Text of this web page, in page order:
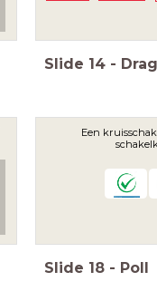
Slide 14 -
Een
Slide 18 - Poll